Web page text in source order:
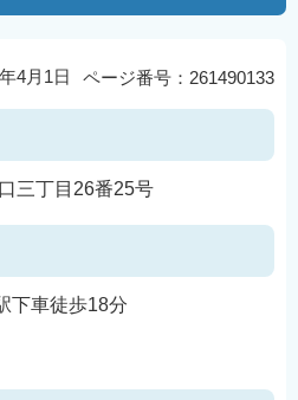
ページ番号：261490133
4月1日
三丁目26番25号
下車徒歩18分